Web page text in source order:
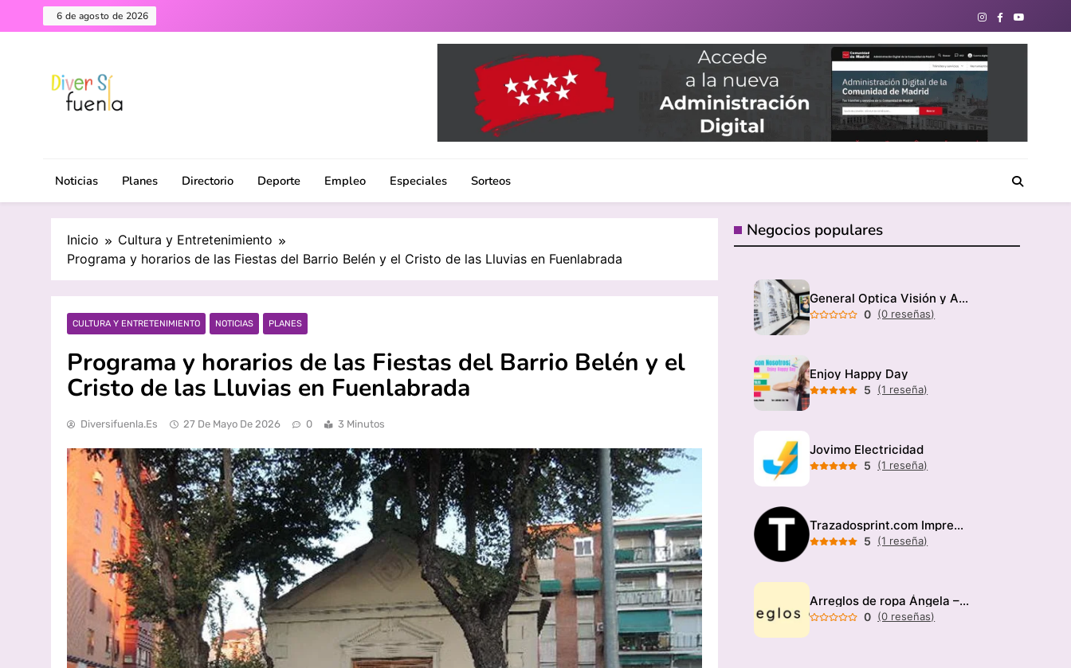
al
6 de agosto de 2026
Diversifuenla – Tu medio digital de referencia en Fuenlabrada. Noticias, eventos culturales, gastronomía y un directorio de negocios locales para conectar con tu
Noticias
Planes Directorio Deporte Empleo Especiales Sorteos
Inicio
Cultura y Entretenimiento
Programa y horarios de las Fiestas del Barrio Belén y el Cristo de las Lluvias en Fuenlabrada
CULTURA Y ENTRETENIMIENTO NOTICIAS PLANES
Programa y horarios de las Fiestas del Barrio Belén y el
Cristo de las Lluvias en Fuenlabrada
Diversifuenla.es 27 De Mayo De 2026 0 3 Minutos
Negocios populares
General Optica Visión y Audición
0 (0 reseñas)
Enjoy Happy Day
5 (1 reseña)
Jovimo Electricidad
5 (1 reseña)
Trazadosprint.com Imprenta
5 (1 reseña)
Arreglos de ropa Ángela – Modista
0 (0 reseñas)